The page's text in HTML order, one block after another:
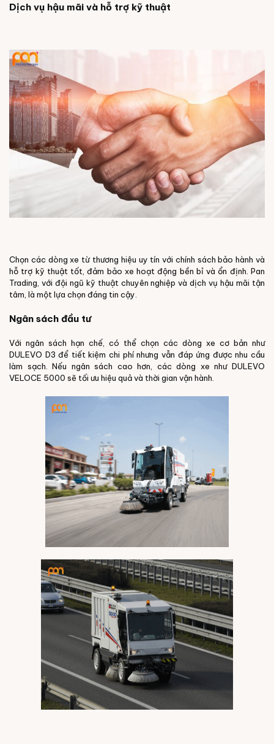
Dịch vụ hậu mãi và hỗ trợ kỹ thuật
Chọn các dòng xe từ thương hiệu uy tín với chính sách bảo hành và
hỗ trợ kỹ thuật tốt, đảm bảo xe hoạt động bền bỉ và ổn định. Pan
Trading, với đội ngũ kỹ thuật chuyên nghiệp và dịch vụ hậu mãi tận
tâm, là một lựa chọn đáng tin cậy.
Ngân sách đầu tư
Với ngân sách hạn chế, có thể chọn các dòng xe cơ bản như
DULEVO D3 để tiết kiệm chi phí nhưng vẫn đáp ứng được nhu cầu
làm sạch. Nếu ngân sách cao hơn, các dòng xe như DULEVO
VELOCE 5000 sẽ tối ưu hiệu quả và thời gian vận hành.